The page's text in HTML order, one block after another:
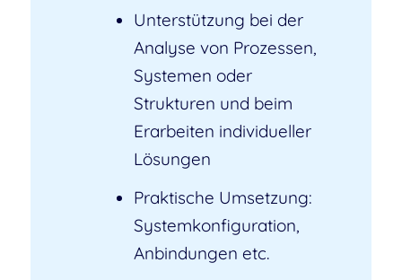
Unterstützung bei der
Analyse von Prozessen,
Systemen oder
Strukturen und beim
Erarbeiten individueller
Lösungen
Praktische Umsetzung:
Systemkonfiguration,
Anbindungen etc.